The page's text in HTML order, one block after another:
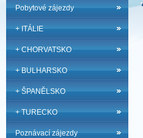
Pobytové zájezdy
+ ITÁLIE
+ CHORVATSKO
+ BULHARSKO
+ ŠPANĚLSKO
+ TURECKO
Poznávací zájezdy